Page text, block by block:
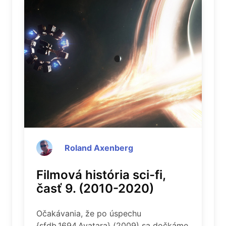
Roland Axenberg
Filmová história sci-fi,
časť 9. (2010-2020)
Očakávania, že po úspechu